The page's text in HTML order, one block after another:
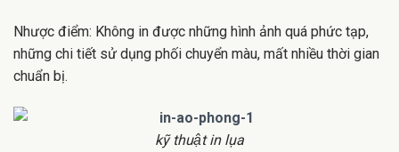
Nhược điểm: Không in được những hình ảnh quá phức tạp,
những chi tiết sử dụng phối chuyển màu, mất nhiều thời gian
chuẩn bị.
kỹ thuật in lụa